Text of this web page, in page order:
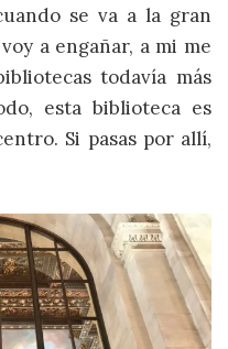
se va a la gran
a engañar, a mi me
todavía más
esta biblioteca es
Si pasas por allí,